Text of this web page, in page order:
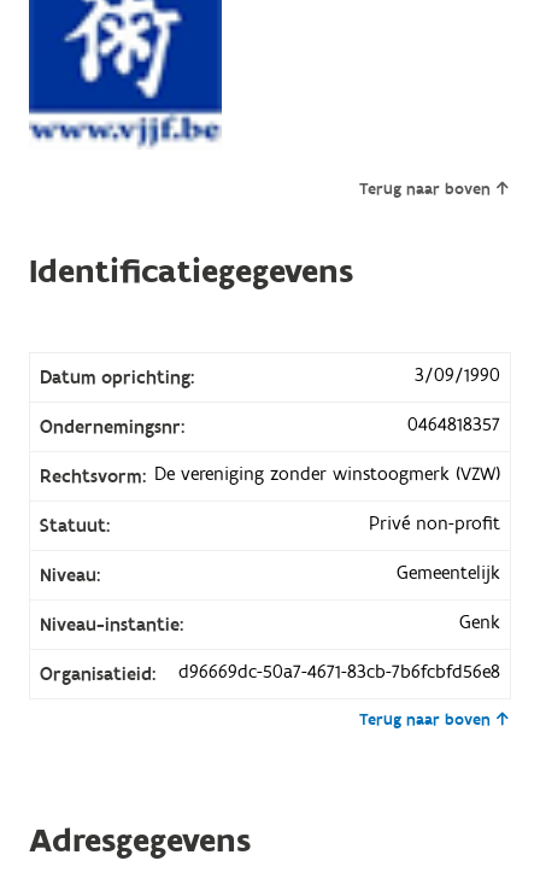
Terug naar boven
Identificatiegegevens
Datum oprichting: 3/09/1990
Ondernemingsnr: 0464818357
Rechtsvorm: De vereniging zonder winstoogmerk (VZW)
Statuut: Privé non-profit
Niveau: Gemeentelijk
Niveau-instantie: Genk
Organisatieid: d96669dc-50a7-4671-83cb-7b6fcbfd56e8
Terug naar boven
Adresgegevens